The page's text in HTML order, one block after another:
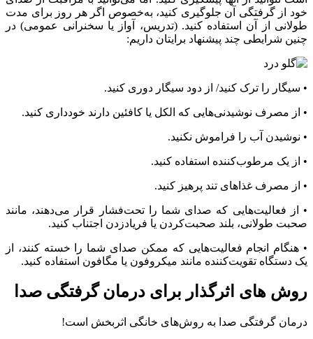
خود از گرفتگی آن جلوگیری کنید، به‌خصوص اگر هر روز برای مدت
طولانی از آن استفاده کنید. (تدریس، آواز یا سخنرانی عمومی) در
چنین شرایطی چند پیشنهاد برایتان داریم:
• سیگار را ترک کنید/ از دود سیگار دوری کنید.
• از مصرف نوشیدنی‌هایی که الکل یا کافئین دارند خودداری کنید.
• نوشیدن آب را فراموش نکنید.
• از یک مرطوب‌کننده استفاده کنید.
• از مصرف غذاهای تند پرهیز کنید.
• از فعالیت‌هایی که صدای شما را تحت‌فشار قرار می‌دهند، مانند
صحبت طولانی، بلند صحبت‌کردن یا فریادزدن اجتناب کنید.
• هنگام انجام فعالیت‌هایی که ممکن صدای شما را خسته کنند، از
یک دستگاه تقویت‌کننده مانند میکروفون یا مگافون استفاده کنید.
روش های اثرگذار برای درمان گرفتگی صدا
​درمان گرفتگی صدا به روش‌های خانگی اثربخش است!